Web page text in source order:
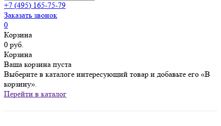
+7 (495) 165-75-79
Заказать звонок
0
Корзина
0 руб.
Корзина
Ваша корзина пуста
Выберите в каталоге интересующий товар и добавьте его «В
корзину».
Перейти в каталог